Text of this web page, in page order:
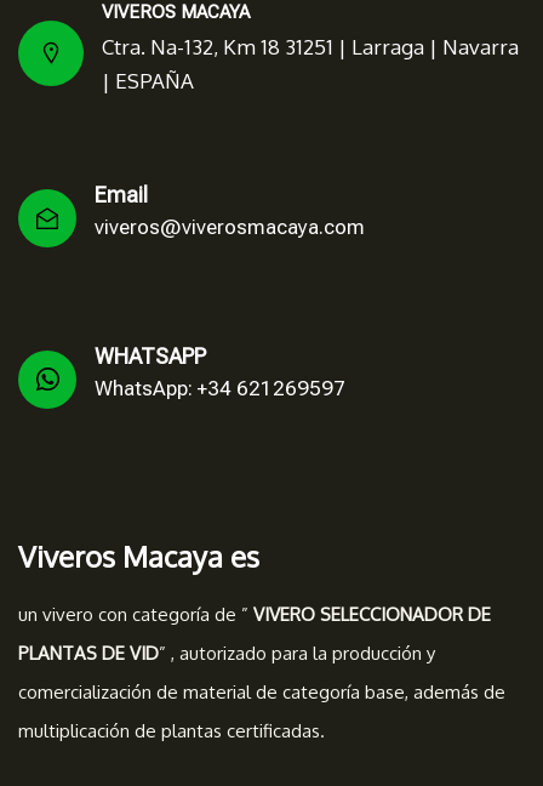
VIVEROS MACAYA
Ctra. Na-132, Km 18 31251 | Larraga | Navarra
| ESPAÑA
Email
viveros@viverosmacaya.com
WHATSAPP
WhatsApp: +34 621269597
Viveros Macaya es
un vivero con categoría de ” VIVERO SELECCIONADOR DE
PLANTAS DE VID” , autorizado para la producción y
comercialización de material de categoría base, además de
multiplicación de plantas certificadas.